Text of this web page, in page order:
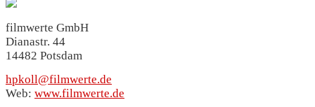
filmwerte GmbH
Dianastr. 44
14482 Potsdam
hpkoll@filmwerte.de
Web: www.filmwerte.de